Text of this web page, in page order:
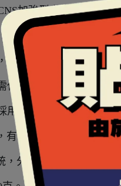
加強型安全認證。
國際上公認最安全的
採用抗UV400鏡片，通
任何工具即可自行更換大
用COOLMAX布料，能
有四種閃爍模式，提昇
，分別為前額進氣及後